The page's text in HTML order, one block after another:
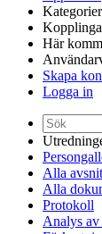
Kategorier
Här
Skapa
Logga in
Alla
Alla
Protokoll
Analys